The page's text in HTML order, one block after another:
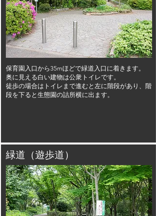
保育園入口から35mほどで緑道入口に着きます。
奥に見える白い建物は公衆トイレです。
徒歩の場合はトイレまで進むと左に階段があり、階
段を下ると生態園の詰所横に出ます。
緑道（遊歩道）